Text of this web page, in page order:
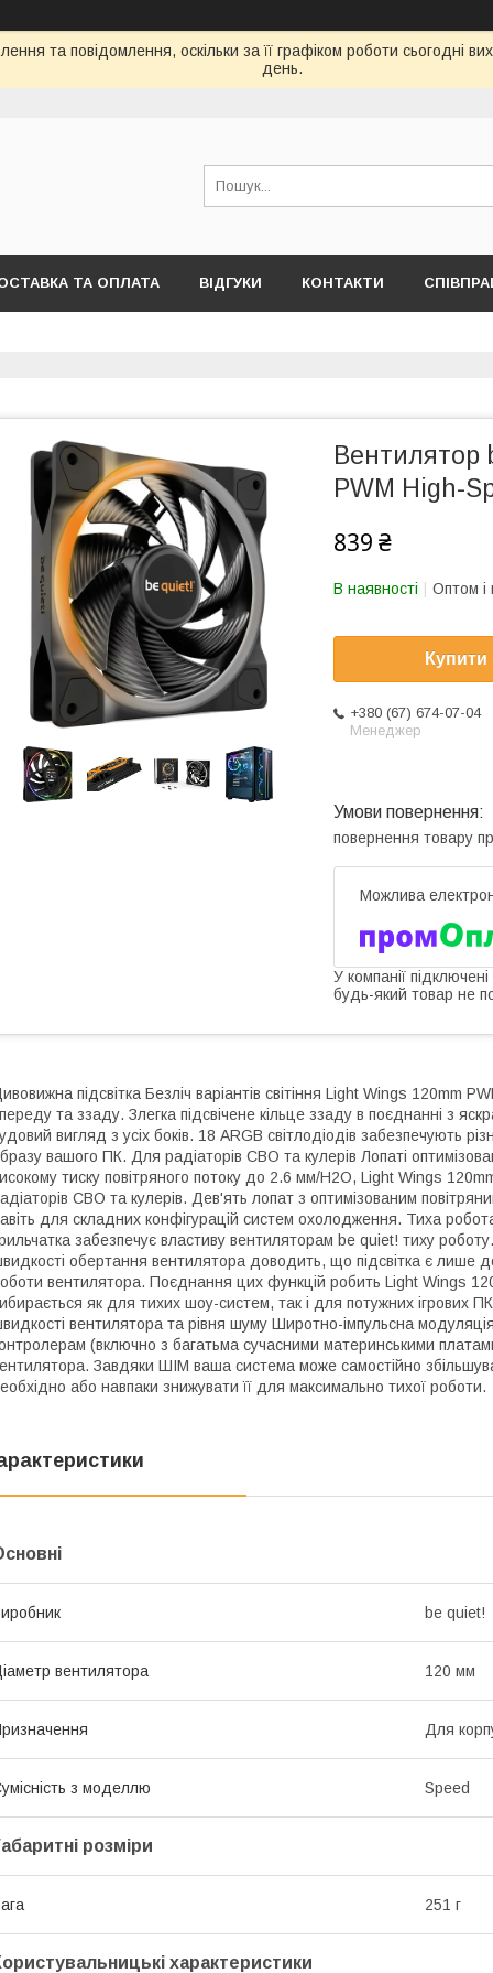
та повідомлення, оскільки за її графіком роботи сьогодні
день.
ТА ОПЛАТА ВІДГУКИ КОНТАКТИ
Вентилятор
PWM High-
839 ₴
В наявності Оптом і
Купити
+380 (67) 674-07-04
Менеджер
повернення товару
У компанії
будь-який товар не
підсвітка Безліч варіантів світіння Light Wings 120mm
та ззаду. Злегка підсвічене кільце ззаду в поєднанні з
вигляд з усіх боків. 18 ARGB світлодіодів забезпечують
вашого ПК. Для радіаторів СВО та кулерів Лопаті
тиску повітряного потоку до 2.6 мм/H2O, Light Wings
СВО та кулерів. Дев'ять лопат з оптимізованим
для складних конфігурацій систем охолодження. Тиха
забезпечує властиву вентиляторам be quiet! тиху
обертання вентилятора доводить, що підсвітка є лише
вентилятора. Поєднання цих функцій робить Light Wings
як для тихих шоу-систем, так і для потужних ігрових
вентилятора та рівня шуму Широтно-імпульсна
(включно з багатьма сучасними материнськими
Завдяки ШІМ ваша система може самостійно
або навпаки знижувати її для максимально тихої роботи.
be quiet!
вентилятора 120 мм
Для
з моделлю Speed
розміри
251 г
характеристики